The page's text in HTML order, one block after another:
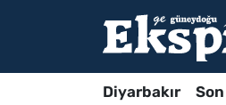
Diyarbakır